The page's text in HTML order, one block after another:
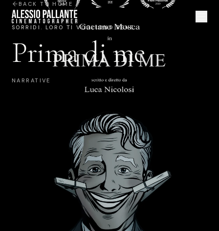
BACK TO HOME
SORRIDI. LORO TI VOGLIONO BENE.
Prima di me
NARRATIVE